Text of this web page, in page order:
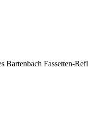
Bartenbach Fassetten-